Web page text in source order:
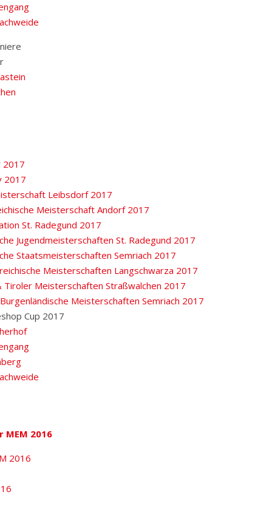
2017
2017
Leibsdorf 2017
Meisterschaft Andorf 2017
St. Radegund 2017
Jugendmeisterschaften St. Radegund 2017
Staatsmeisterschaften Semriach 2017
Meisterschaften Langschwarza 2017
Tiroler Meisterschaften Straßwalchen 2017
Meisterschaften Semriach 2017
Cup 2017
MEM 2016
2016